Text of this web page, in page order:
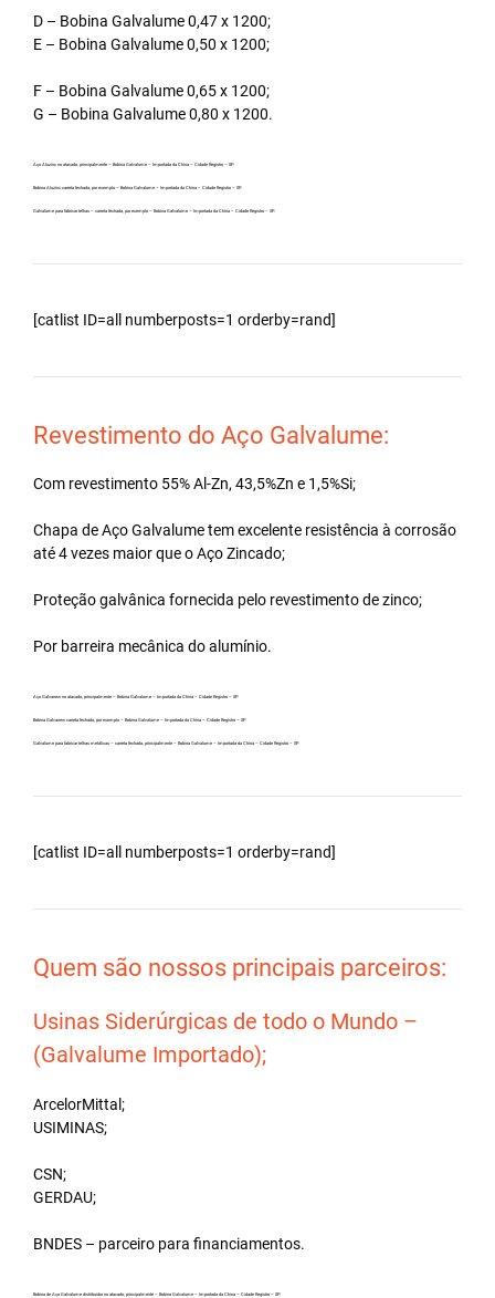
D – Bobina Galvalume 0,47 x 1200;
E – Bobina Galvalume 0,50 x 1200;
F – Bobina Galvalume 0,65 x 1200;
G – Bobina Galvalume 0,80 x 1200.
Aço Aluzinc no atacado, principalmente – Bobina Galvalume – Importada da China – Cidade Registro – SP.
Bobina Aluzinc carreta fechada, por exemplo – Bobina Galvalume – Importada da China – Cidade Registro – SP.
Galvalume para fabricar telhas – carreta fechada, por exemplo – Bobina Galvalume – Importada da China – Cidade Registro – SP.
[catlist ID=all numberposts=1 orderby=rand]
Revestimento do Aço Galvalume:
Com revestimento 55% Al-Zn, 43,5%Zn e 1,5%Si;
Chapa de Aço Galvalume tem excelente resistência à corrosão
até 4 vezes maior que o Aço Zincado;
Proteção galvânica fornecida pelo revestimento de zinco;
Por barreira mecânica do alumínio.
Aço Galvanew no atacado, principalmente – Bobina Galvalume – Importada da China – Cidade Registro – SP.
Bobina Galvanew carreta fechada, por exemplo – Bobina Galvalume – Importada da China – Cidade Registro – SP.
Galvalume para fabricar telhas metálicas – carreta fechada, principalmente – Bobina Galvalume – Importada da China – Cidade Registro – SP.
[catlist ID=all numberposts=1 orderby=rand]
Quem são nossos principais parceiros:
Usinas Siderúrgicas de todo o Mundo –
(Galvalume Importado);
ArcelorMittal;
USIMINAS;
CSN;
GERDAU;
BNDES – parceiro para financiamentos.
Bobina de Aço Galvalume distribuidor no atacado, principalmente – Bobina Galvalume – Importada da China – Cidade Registro – SP.